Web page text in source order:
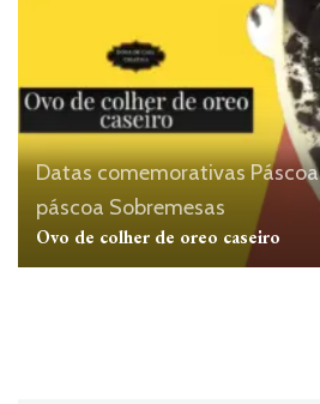
Datas comemorativasPáscoa
páscoa Sobremesas
Ovo de colher de oreo caseiro